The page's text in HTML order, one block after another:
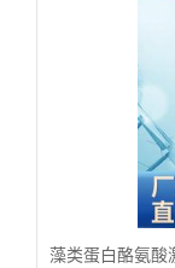
藻类蛋白酪氨酸